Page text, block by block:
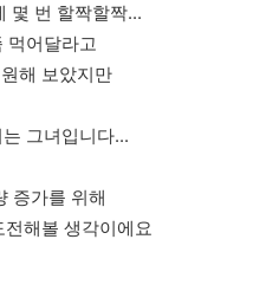
몇 번 할짝할짝...
먹어달라고
해 보았지만
그녀입니다...
증가를 위해
해볼 생각이에요